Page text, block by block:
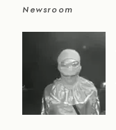
Newsroom